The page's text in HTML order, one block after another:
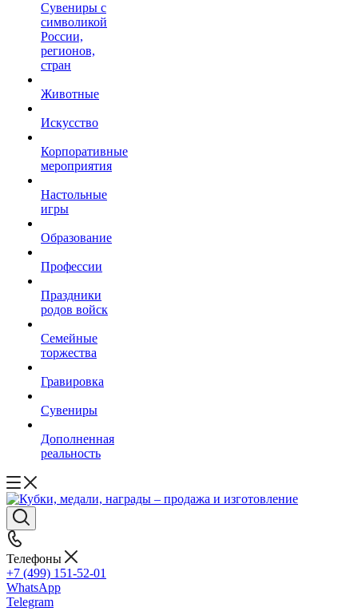
Сувениры с
символикой
России,
регионов,
стран
Животные
Искусство
Корпоративные
мероприятия
Настольные
игры
Образование
Профессии
Праздники
родов войск
Семейные
торжества
Гравировка
Сувениры
Дополненная
реальность
Телефоны
+7 (499) 151-52-01
WhatsApp
Telegram